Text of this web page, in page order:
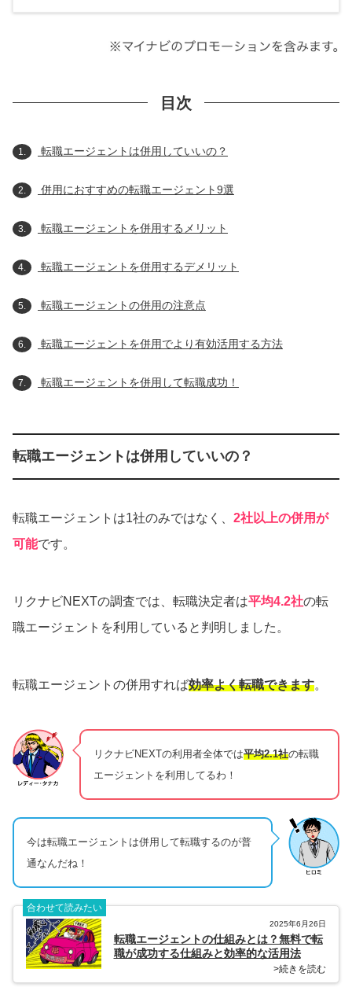
目次
1. 転職エージェントは併用していいの？
2. 併用におすすめの転職エージェント9選
3. 転職エージェントを併用するメリット
4. 転職エージェントを併用するデメリット
5. 転職エージェントの併用の注意点
6. 転職エージェントを併用でより有効活用する方法
7. 転職エージェントを併用して転職成功！
転職エージェントは併用していいの？
転職エージェントは1社のみではなく、 2社以上の併用が
可能です。
リクナビNEXTの調査では、転職決定者は平均4.2社の転
職エージェントを利用していると判明しました。
転職エージェントの併用すれば効率よく転職できます。
リクナビNEXTの利用者全体では平均2.1社の転職
エージェントを利用してるわ！
今は転職エージェントは併用して転職するのが普
通なんだね！
合わせて読みたい
2025年6月26日
転職エージェントの仕組みとは？無料で転
職が成功する仕組みと効率的な活用法
>続きを読む